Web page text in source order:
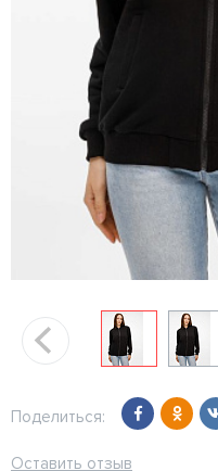
Поделиться:
Оставить отзыв